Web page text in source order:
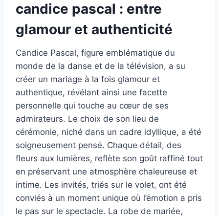
candice pascal : entre
glamour et authenticité
Candice Pascal, figure emblématique du
monde de la danse et de la télévision, a su
créer un mariage à la fois glamour et
authentique, révélant ainsi une facette
personnelle qui touche au cœur de ses
admirateurs. Le choix de son lieu de
cérémonie, niché dans un cadre idyllique, a été
soigneusement pensé. Chaque détail, des
fleurs aux lumières, reflète son goût raffiné tout
en préservant une atmosphère chaleureuse et
intime. Les invités, triés sur le volet, ont été
conviés à un moment unique où l’émotion a pris
le pas sur le spectacle. La robe de mariée,